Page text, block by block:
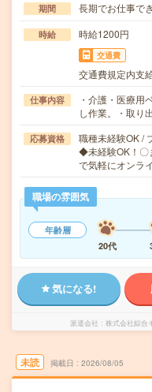
期間 長期でお仕事で
時給 時給1200円
交通費
交通費規定内支
仕事内容
・介護・医療用
し作業。・取り
応募資格
職種未経験OK /
◆未経験OK！〇
で気軽にオンラ
職場の雰囲気
年齢層
20代
気になる!
派遣会社 株式会社綜合
未読 掲載日 2026/08/05